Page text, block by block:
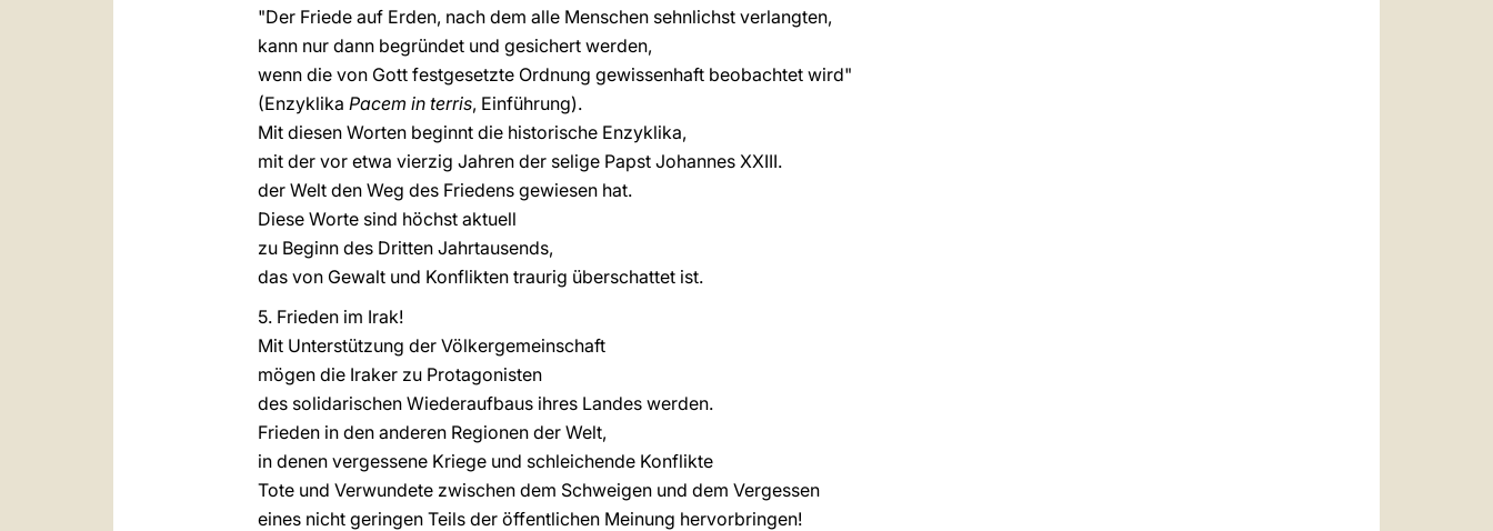
"Der Friede auf Erden, nach dem alle Menschen sehnlichst verlangten,
kann nur dann begründet und gesichert werden,
wenn die von Gott festgesetzte Ordnung gewissenhaft beobachtet wird"
(Enzyklika Pacem in terris, Einführung).
Mit diesen Worten beginnt die historische Enzyklika,
mit der vor etwa vierzig Jahren der selige Papst Johannes XXIII.
der Welt den Weg des Friedens gewiesen hat.
Diese Worte sind höchst aktuell
zu Beginn des Dritten Jahrtausends,
das von Gewalt und Konflikten traurig überschattet ist.
5. Frieden im Irak!
Mit Unterstützung der Völkergemeinschaft
mögen die Iraker zu Protagonisten
des solidarischen Wiederaufbaus ihres Landes werden.
Frieden in den anderen Regionen der Welt,
in denen vergessene Kriege und schleichende Konflikte
Tote und Verwundete zwischen dem Schweigen und dem Vergessen
eines nicht geringen Teils der öffentlichen Meinung hervorbringen!